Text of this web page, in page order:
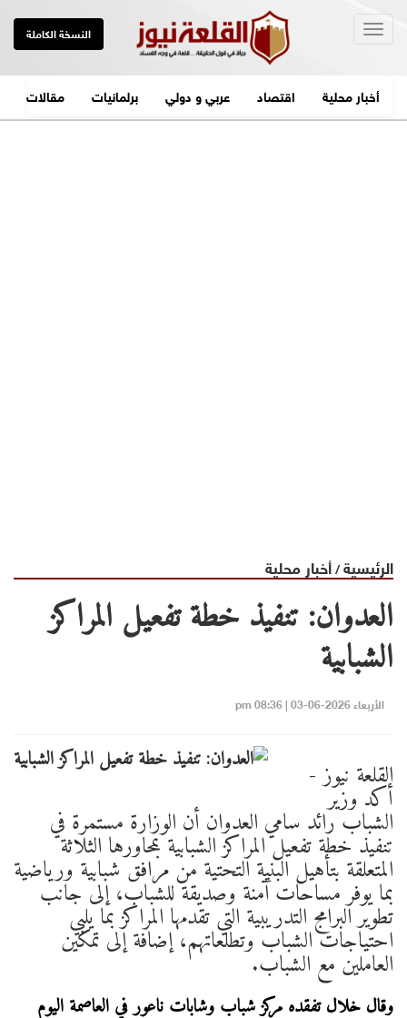
النسخة الكاملة
أخبار محلية اقتصاد عربي و دولي برلمانيات مقالات
الرئيسية/أخبار محلية
العدوان: تنفيذ خطة تفعيل المراكز
الشبابية
الأربعاء 2026-06-03 | 08:36 pm
القلعة نيوز -
أكد وزير
الشباب رائد سامي العدوان أن الوزارة مستمرة في
تنفيذ خطة تفعيل المراكز الشبابية بمحاورها الثلاثة
المتعلقة بتأهيل البنية التحتية من مرافق شبابية ورياضية
بما يوفر مساحات آمنة وصديقة للشباب، إلى جانب
تطوير البرامج التدريبية التي تقدمها المراكز بما يلبي
احتياجات الشباب وتطلعاتهم، إضافة إلى تمكين
العاملين مع الشباب.
وقال خلال تفقده مركز شباب وشابات ناعور في العاصمة اليوم